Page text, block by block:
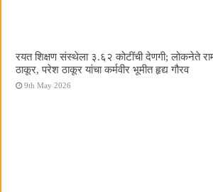
रयत शिक्षण संस्थेला ३.६२ कोटींची देणगी; लोकनेते
ठाकूर, परेश ठाकूर यांचा कर्मवीर भूमीत हृद्य गौरव
9th May 2026